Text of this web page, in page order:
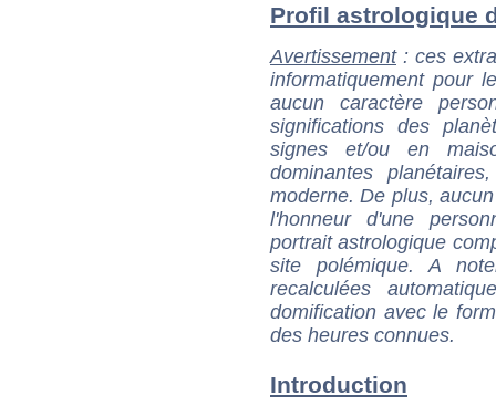
Profil astrologique
Avertissement: ces
informatiquement pour
aucun caractère
significations des
signes et/ou en
dominantes
moderne. De plus,
l'honneur d'une
portrait astrologique
site polémique. A
recalculées
domification avec le
des heures connues.
Introduction